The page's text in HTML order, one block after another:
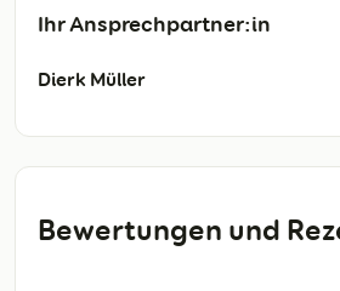
Bewertungen und
Ihr Ansprechpartner:in
Dierk Müller